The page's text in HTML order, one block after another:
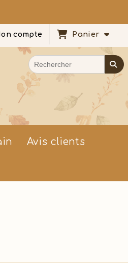
compte Panier
Avis clients